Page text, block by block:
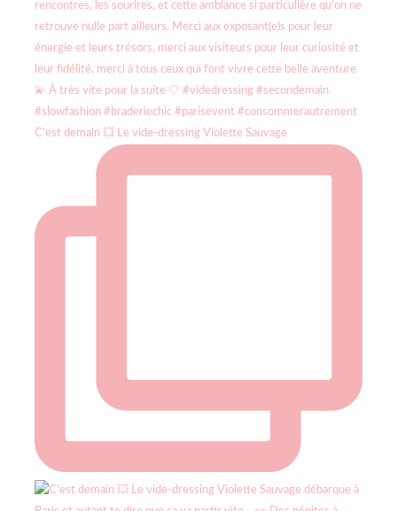
C’est demain 💥 Le vide-dressing Violette Sauvage